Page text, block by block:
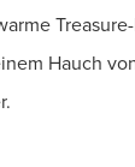
Hauch